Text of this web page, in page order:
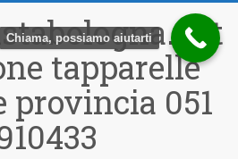
tapparelle
provincia 051
Chiama, possiamo aiutarti